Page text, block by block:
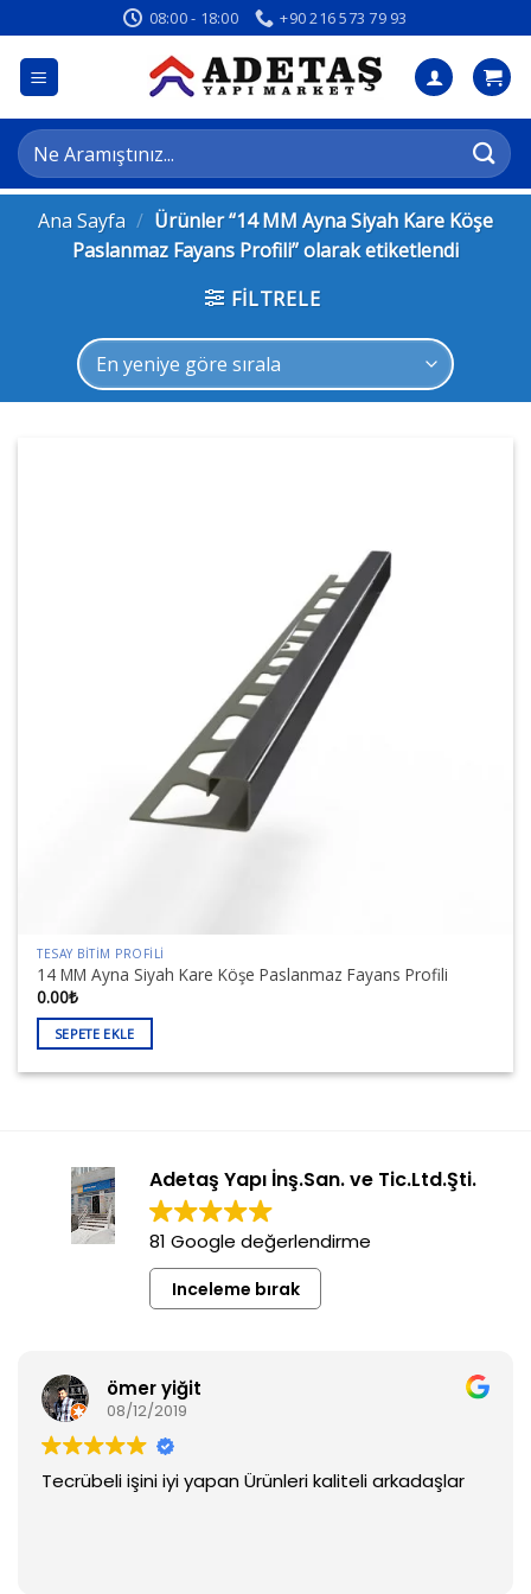
atla
08:00 - 18:00 +90 216 573 79 93
Ara:
Ana Sayfa / Ürünler “14 MM Ayna Siyah Kare Köşe
Paslanmaz Fayans Profili” olarak etiketlendi
FILTRELE
TESAY BITIM PROFILI
14 MM Ayna Siyah Kare Köşe Paslanmaz Fayans Profili
0.00₺
SEPETE EKLE
Adetaş Yapı İnş.San. ve Tic.Ltd.Şti.
81 Google değerlendirme
Inceleme bırak
ömer yiğit
08/12/2019
Tecrübeli işini iyi yapan Ürünleri kaliteli arkadaşlar